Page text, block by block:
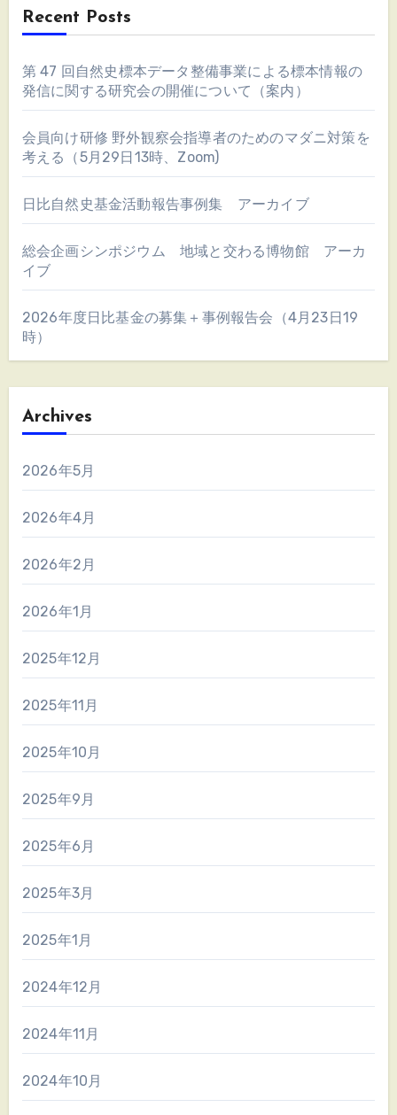
Recent Posts
第 47 回自然史標本データ整備事業による標本情報の
発信に関する研究会の開催について（案内）
会員向け研修 野外観察会指導者のためのマダニ対策を
考える（5月29日13時、Zoom)
日比自然史基金活動報告事例集 アーカイブ
総会企画シンポジウム 地域と交わる博物館 アーカ
イブ
2026年度日比基金の募集＋事例報告会（4月23日19
時）
Archives
2026年5月
2026年4月
2026年2月
2026年1月
2025年12月
2025年11月
2025年10月
2025年9月
2025年6月
2025年3月
2025年1月
2024年12月
2024年11月
2024年10月